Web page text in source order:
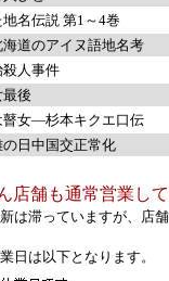
名伝説 第1～4巻
道のアイヌ語地名考
人事件
後
瞽女―杉本キクエ口伝
日中国交正常化
店舗も通常営業して
は滞っていますが、店
日は以下となります。